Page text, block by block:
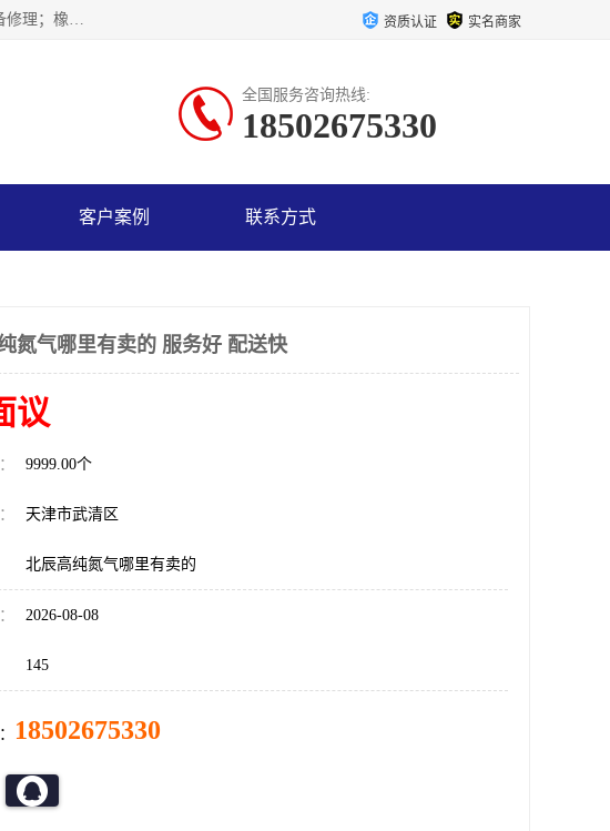
天津永腾气体销售有限公司成立于2020年，注册地位于天津市滨海新区。经营范围包括：专用化学产品销售；专用设备修理；橡胶制品销售；气体压缩机械销售；特种设备销售；仪器仪表销售；机械设备租赁；五金产品批发；食品添加剂销售等，主要供应：氧气、乙炔、氮气、氩气、氢气、氦气、液氨、液氮、一氧化碳、二氧化碳等，各种工业气体，高纯气体，食品级气体。 资质认证 实名商家
全国服务咨询热线:
18502675330
客户案例 联系方式
氮气哪里有卖的 服务好 配送快
议
9999.00个
天津市武清区
北辰高纯氮气哪里有卖的
2026-08-08
145
18502675330